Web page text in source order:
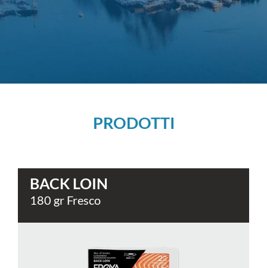
PRODOTTI
BACK LOIN
180 gr Fresco